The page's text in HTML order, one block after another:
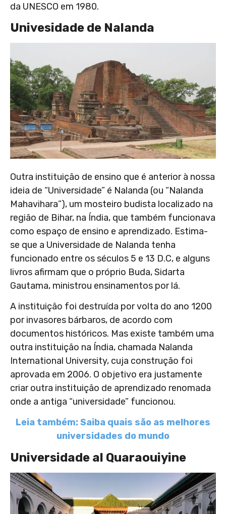
da UNESCO em 1980.
Univesidade de Nalanda
Outra instituição de ensino que é anterior à nossa
ideia de “Universidade” é Nalanda (ou “Nalanda
Mahavihara”), um mosteiro budista localizado na
região de Bihar, na Índia, que também funcionava
como espaço de ensino e aprendizado. Estima-
se que a Universidade de Nalanda tenha
funcionado entre os séculos 5 e 13 D.C, e alguns
livros afirmam que o próprio Buda, Sidarta
Gautama, ministrou ensinamentos por lá.
A instituição foi destruída por volta do ano 1200
por invasores bárbaros, de acordo com
documentos históricos. Mas existe também uma
outra instituição na Índia, chamada Nalanda
International University, cuja construção foi
aprovada em 2006. O objetivo era justamente
criar outra instituição de aprendizado renomada
onde a antiga “universidade” funcionou.
Leia também: Saiba quais são as melhores
universidades do mundo
Universidade al Quaraouiyine